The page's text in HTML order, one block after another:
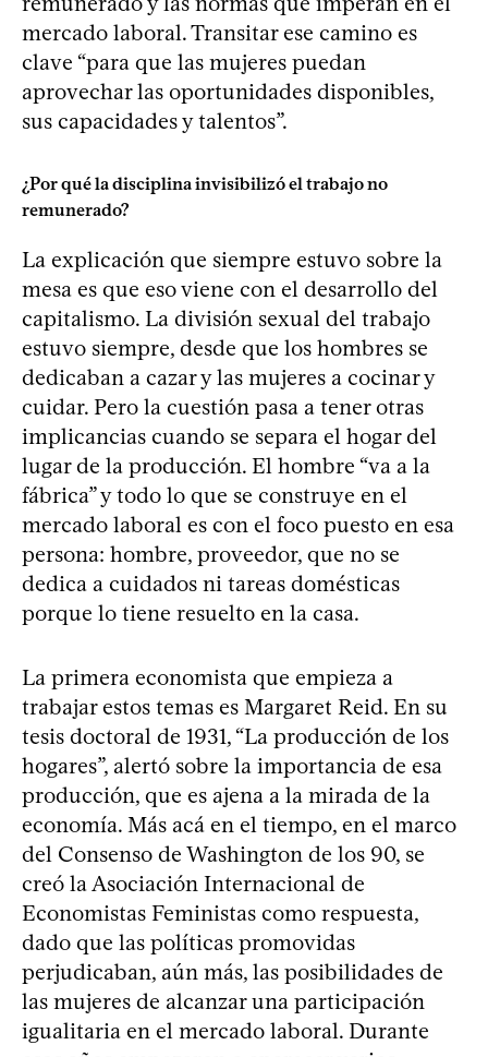
mercado laboral. Transitar ese camino es
clave “para que las mujeres puedan
aprovechar las oportunidades disponibles,
sus capacidades y talentos”.
¿Por qué la disciplina invisibilizó el trabajo no
remunerado?
La explicación que siempre estuvo sobre la
mesa es que eso viene con el desarrollo del
capitalismo. La división sexual del trabajo
estuvo siempre, desde que los hombres se
dedicaban a cazar y las mujeres a cocinar y
cuidar. Pero la cuestión pasa a tener otras
implicancias cuando se separa el hogar del
lugar de la producción. El hombre “va a la
fábrica” y todo lo que se construye en el
mercado laboral es con el foco puesto en esa
persona: hombre, proveedor, que no se
dedica a cuidados ni tareas domésticas
porque lo tiene resuelto en la casa.
La primera economista que empieza a
trabajar estos temas es Margaret Reid. En su
tesis doctoral de 1931, “La producción de los
hogares”, alertó sobre la importancia de esa
producción, que es ajena a la mirada de la
economía. Más acá en el tiempo, en el marco
del Consenso de Washington de los 90, se
creó la Asociación Internacional de
Economistas Feministas como respuesta,
dado que las políticas promovidas
perjudicaban, aún más, las posibilidades de
las mujeres de alcanzar una participación
igualitaria en el mercado laboral. Durante